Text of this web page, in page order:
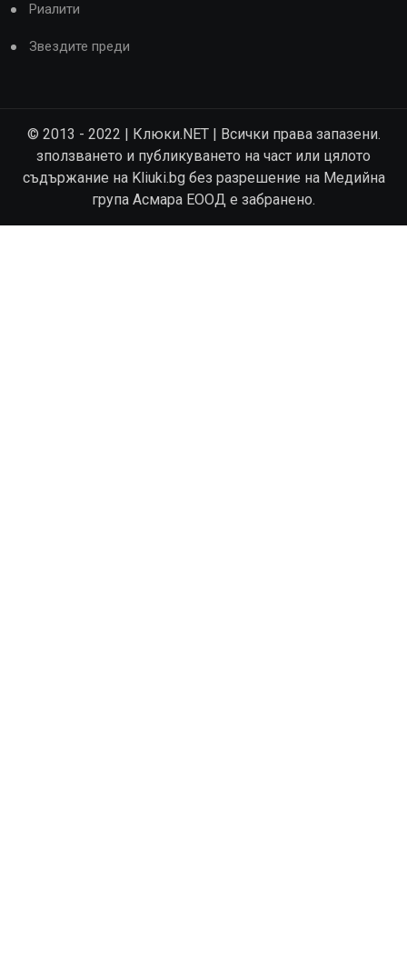
Риалити
Звездите преди
© 2013 - 2022 | Клюки.NET | Всички права запазени.
зползването и публикуването на част или цялото
съдържание на Kliuki.bg без разрешение на Медийна
група Асмара ЕООД е забранено.